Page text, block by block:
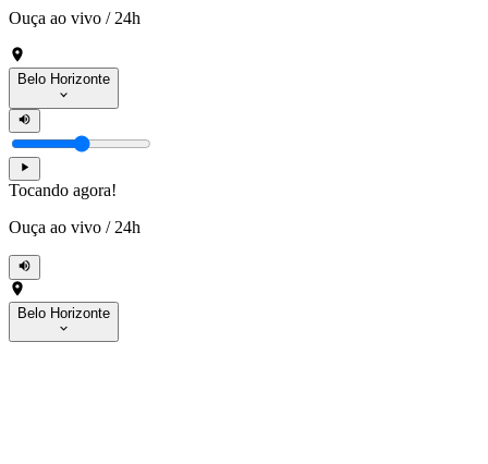
Ouça ao vivo / 24h
Belo Horizonte
Tocando agora!
Ouça ao vivo / 24h
Belo Horizonte